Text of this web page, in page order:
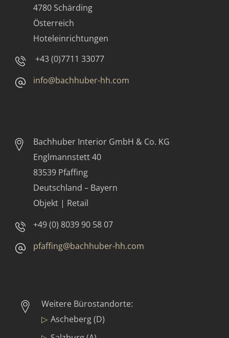
4780 Schärding
Österreich
Hoteleinrichtungen
+43 (0)7711 33077
info@bachhuber-hh.com
Bachhuber Interior GmbH & Co. KG
Englmannstett 40
83539 Pfaffing
Deutschland – Bayern
Objekt | Retail
+49 (0) 8039 90 58 07
pfaffing@bachhuber-hh.com
Weitere Bürostandorte:
Ascheberg (D)